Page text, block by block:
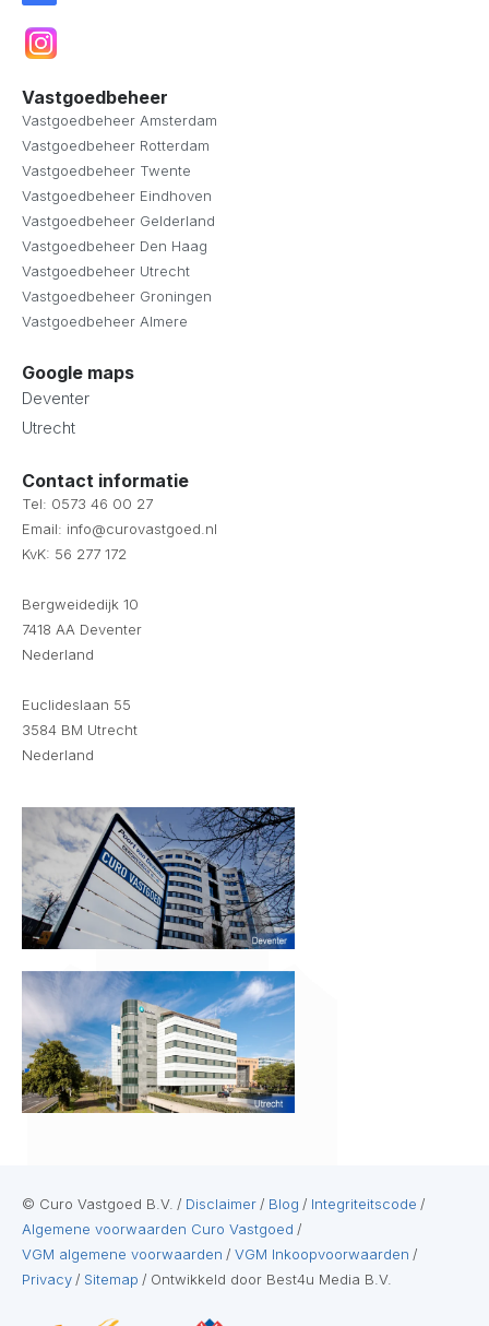
Vastgoedbeheer
Vastgoedbeheer Amsterdam
Vastgoedbeheer Rotterdam
Vastgoedbeheer Twente
Vastgoedbeheer Eindhoven
Vastgoedbeheer Gelderland
Vastgoedbeheer Den Haag
Vastgoedbeheer Utrecht
Vastgoedbeheer Groningen
Vastgoedbeheer Almere
Google maps
Deventer
Utrecht
Contact informatie
Tel: 0573 46 00 27
Email: info@curovastgoed.nl
KvK: 56 277 172
Bergweidedijk 10
7418 AA Deventer
Nederland
Euclideslaan 55
3584 BM Utrecht
Nederland
© Curo Vastgoed B.V. / Disclaimer / Blog / Integriteitscode /
Algemene voorwaarden Curo Vastgoed /
VGM algemene voorwaarden / VGM Inkoopvoorwaarden /
Privacy / Sitemap / Ontwikkeld door Best4u Media B.V.